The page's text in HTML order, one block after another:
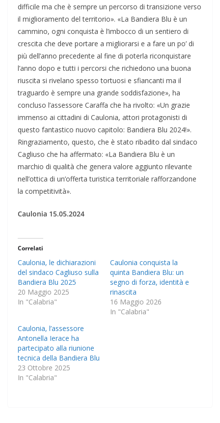
difficile ma che è sempre un percorso di transizione verso
il miglioramento del territorio». «La Bandiera Blu è un
cammino, ogni conquista è l’imbocco di un sentiero di
crescita che deve portare a migliorarsi e a fare un po’ di
più dell’anno precedente al fine di poterla riconquistare
l’anno dopo e tutti i percorsi che richiedono una buona
riuscita si rivelano spesso tortuosi e sfiancanti ma il
traguardo è sempre una grande soddisfazione», ha
concluso l’assessore Caraffa che ha rivolto: «Un grazie
immenso ai cittadini di Caulonia, attori protagonisti di
questo fantastico nuovo capitolo: Bandiera Blu 2024!».
Ringraziamento, questo, che è stato ribadito dal sindaco
Cagliuso che ha affermato: «La Bandiera Blu è un
marchio di qualità che genera valore aggiunto rilevante
nell’ottica di un’offerta turistica territoriale rafforzandone
la competitività».
Caulonia 15.05.2024
Correlati
Caulonia, le dichiarazioni
del sindaco Cagliuso sulla
Bandiera Blu 2025
20 Maggio 2025
In "Calabria"
Caulonia conquista la
quinta Bandiera Blu: un
segno di forza, identità e
rinascita
16 Maggio 2026
In "Calabria"
Caulonia, l’assessore
Antonella Ierace ha
partecipato alla riunione
tecnica della Bandiera Blu
23 Ottobre 2025
In "Calabria"